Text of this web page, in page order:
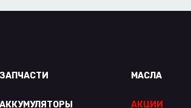
ЗАПЧАСТИ
АККУМУЛЯТОРЫ
МАСЛА
АКЦИИ